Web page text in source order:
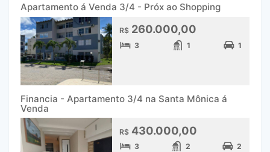
Apartamento á Venda 3/4 - Próx ao Shopping
R$ 260.000,00
3 1 1
Financia - Apartamento 3/4 na Santa Mônica á
Venda
R$ 430.000,00
3 2 2